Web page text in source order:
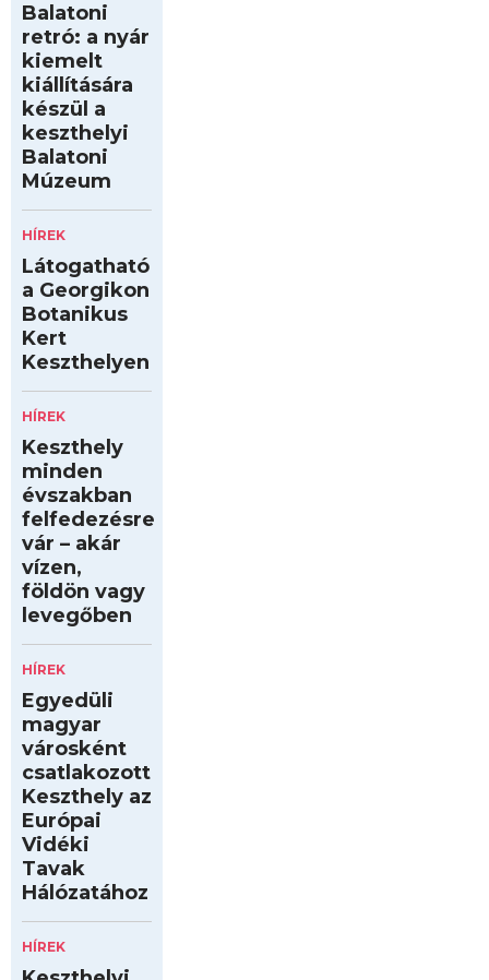
Balatoni
retró: a nyár
kiemelt
kiállítására
készül a
keszthelyi
Balatoni
Múzeum
HÍREK
Látogatható
a Georgikon
Botanikus
Kert
Keszthelyen
HÍREK
Keszthely
minden
évszakban
felfedezésre
vár – akár
vízen,
földön vagy
levegőben
HÍREK
Egyedüli
magyar
városként
csatlakozott
Keszthely az
Európai
Vidéki
Tavak
Hálózatához
HÍREK